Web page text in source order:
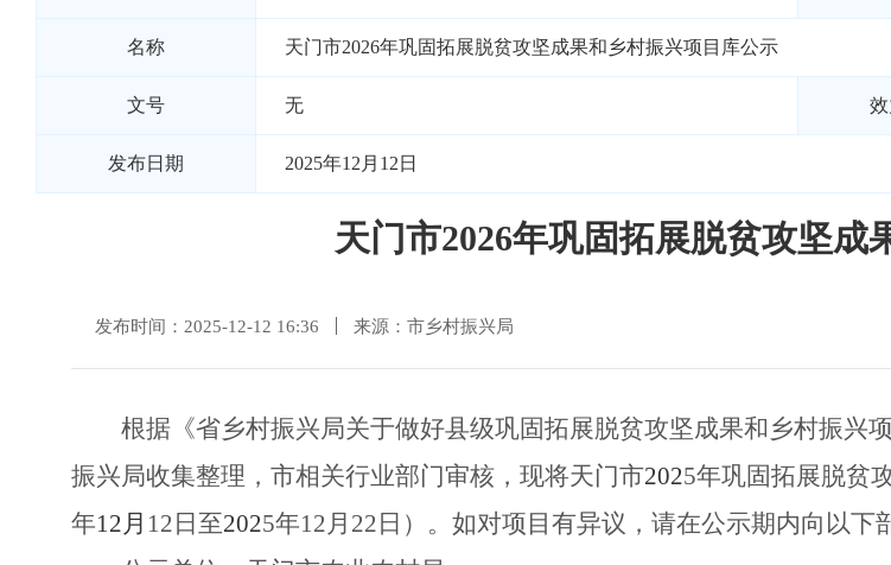
名称 天门市2026年巩固拓展脱贫攻坚成果和乡村振兴项目库公示
文号 无
发布日期 2025年12月12日
天门市2026年巩固拓展脱贫攻坚成
发布时间：2025-12-12 16:36 来源：市乡村振兴局
根据《省乡村振兴局关于做好县级巩固拓展脱贫攻坚成果和乡村振兴
振兴局收集整理，市相关行业部门审核，现将天门市2025年巩固拓展脱贫
年12月 12 日至2025年12月 22 日）。如对项目有异议，请在公示期内向以下